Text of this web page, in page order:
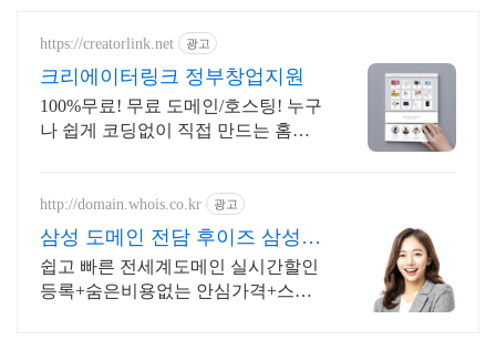
https://creatorlink.net 광고
크리에이터링크 정부창업지원
100%무료! 무료 도메인/호스팅! 누구
나 쉽게 코딩없이 직접 만드는 홈페
http://domain.whois.co.kr 광고
삼성 도메인 전담 후이즈 삼성닷
컴 관리기업
쉽고 빠른 전세계도메인 실시간할인
등록+숨은비용없는 안심가격+스타